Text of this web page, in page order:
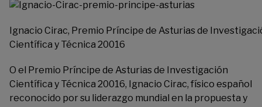
Ignacio Cirac, Premio Príncipe de Asturias de
Científica y Técnica 20016
O el Premio Príncipe de Asturias de Investigación
Científica y Técnica 20016, Ignacio Cirac, físico español
reconocido por su liderazgo mundial en la propuesta y